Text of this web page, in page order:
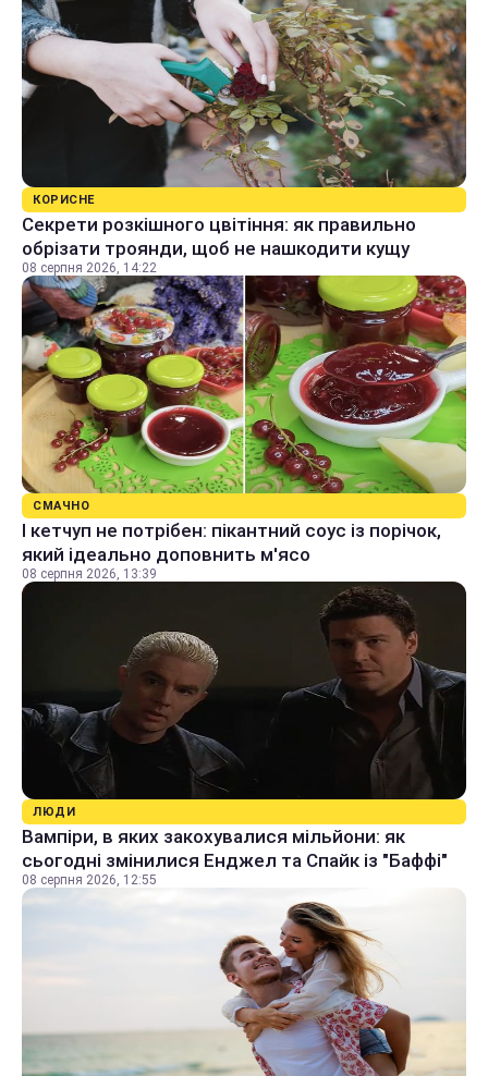
КОРИСНЕ
Секрети розкішного цвітіння: як правильно
обрізати троянди, щоб не нашкодити кущу
08 серпня 2026, 14:22
СМАЧНО
І кетчуп не потрібен: пікантний соус із порічок,
який ідеально доповнить м'ясо
08 серпня 2026, 13:39
ЛЮДИ
Вампіри, в яких закохувалися мільйони: як
сьогодні змінилися Енджел та Спайк із "Баффі"
08 серпня 2026, 12:55